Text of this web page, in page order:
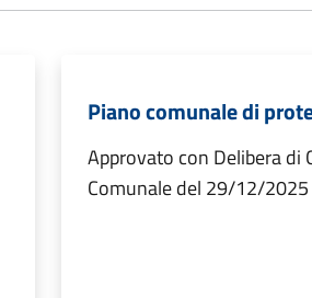
Piano comunale di
Approvato con Delibera di
Comunale del 29/12/2025